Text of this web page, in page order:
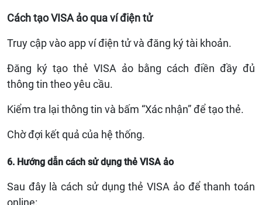
Cách tạo VISA ảo qua ví điện tử
Truy cập vào app ví điện tử và đăng ký tài khoản.
Đăng ký tạo thẻ VISA ảo bằng cách điền đầy đủ
thông tin theo yêu cầu.
Kiểm tra lại thông tin và bấm “Xác nhận” để tạo thẻ.
Chờ đợi kết quả của hệ thống.
6. Hướng dẫn cách sử dụng thẻ VISA ảo
Sau đây là cách sử dụng thẻ VISA ảo để thanh toán
online: